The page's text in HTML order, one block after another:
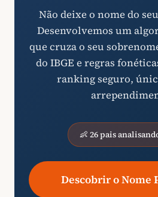
Não deixe o nome do
Desenvolvemos um
que cruza o seu
do IBGE e regras
ranking seguro,
👶 26 pais
Descobrir o Nome